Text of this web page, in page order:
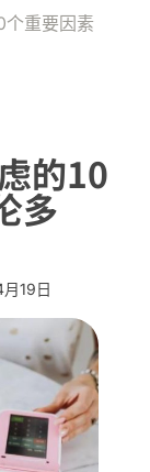
个重要因素
的10
多
19日